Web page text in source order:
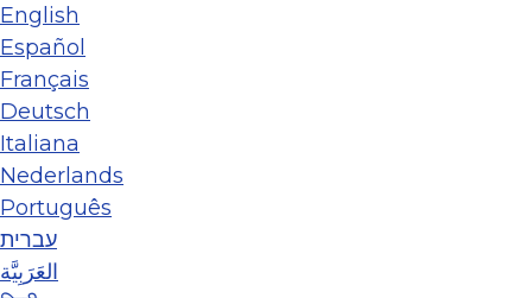
English
Español
Français
Deutsch
Italiana
Nederlands
Português
עברית
العَرَبِيَّة